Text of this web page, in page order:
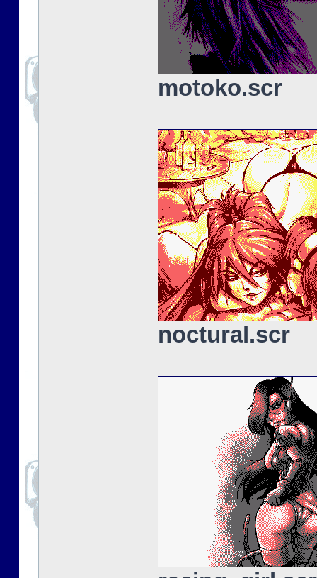
motoko.scr
noctural.scr